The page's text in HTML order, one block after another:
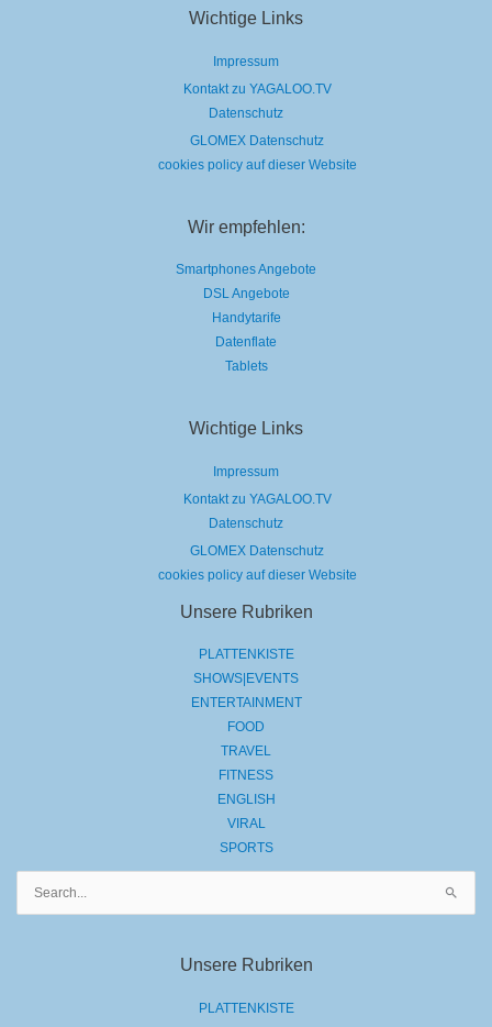
Wichtige Links
Impressum
Kontakt zu YAGALOO.TV
Datenschutz
GLOMEX Datenschutz
cookies policy auf dieser Website
Wir empfehlen:
Smartphones Angebote
DSL Angebote
Handytarife
Datenflate
Tablets
Wichtige Links
Impressum
Kontakt zu YAGALOO.TV
Datenschutz
GLOMEX Datenschutz
cookies policy auf dieser Website
Unsere Rubriken
PLATTENKISTE
SHOWS|EVENTS
ENTERTAINMENT
FOOD
TRAVEL
FITNESS
ENGLISH
VIRAL
SPORTS
Unsere Rubriken
PLATTENKISTE